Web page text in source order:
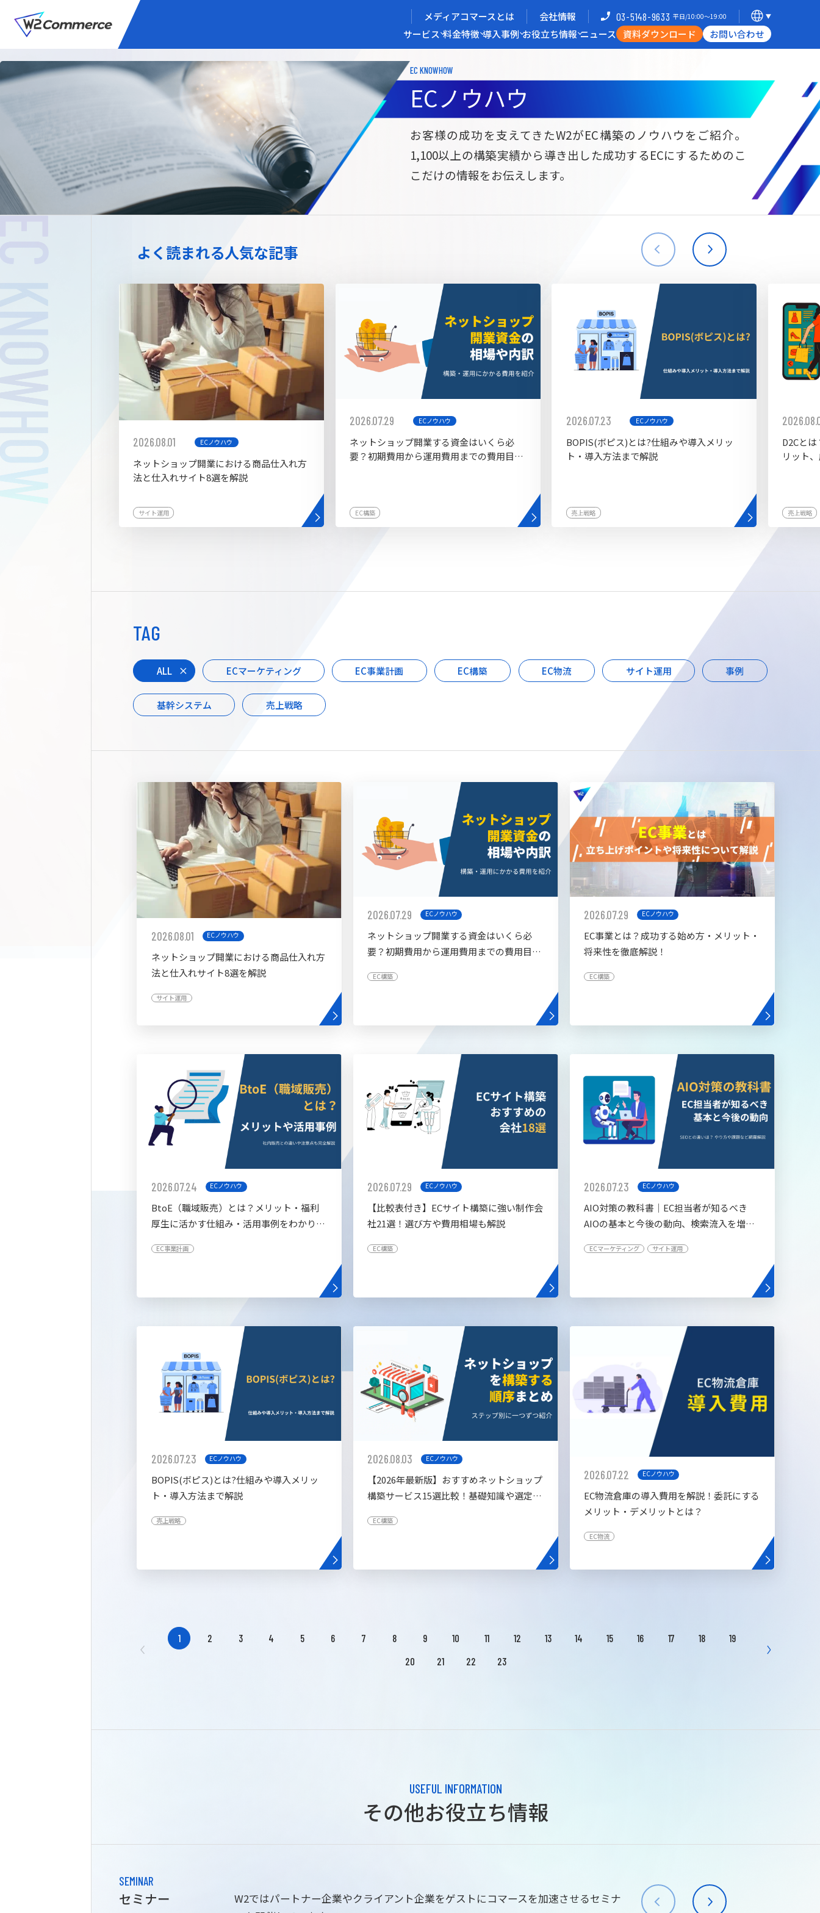
メディアコマースとは 会社情報 03-5148-9633 平日/10:00〜19:00
サービス 料金特徴 導入事例 お役立ち情報 ニュース 資料ダウンロード お問い合わせ
メディアコマースを実現する
サービス
BtoC向けECサイト構築
W2Commerce
Unified
サブスク/定期通販ECサイト構築
Commerce
BtoB向けECサイト構築
W2Commerce
海外進出・現地ECサイト構築
拡張プラグイン一覧 AIカスタマイズ開発 AI buddy
メディアコマースとは 選ばれる理由 開発力/支援体制
導入企業インタビュー
お役立ち資料
EC KNOWHOW
ECノウハウ
お客様の成功を支えてきたW2がEC構築のノウハウをご紹介。
1,100以上の構築実績から導き出した成功するECにするためのこ
こだけの情報をお伝えします。
よく読まれる人気な記事
2026.08.01 ECノウハウ
ネットショップ開業における商品仕入れ方
法と仕入れサイト8選を解説
サイト運用
2026.07.29 ECノウハウ
ネットショップ開業する資金はいくら必
要？初期費用から運用費用までの費用目安
EC構築
2026.07.23 ECノウハウ
BOPIS(ボピス)とは?仕組みや導入メリッ
ト・導入方法まで解説
売上戦略
D2Cと
リット
売上戦略
TAG
ALL ECマーケティング EC事業計画 EC構築 EC物流 サイト運用 事例
基幹システム 売上戦略
2026.08.01 ECノウハウ
ネットショップ開業における商品仕入れ方
法と仕入れサイト8選を解説
サイト運用
2026.07.29 ECノウハウ
ネットショップ開業する資金はいくら必
要？初期費用から運用費用までの費用目安
EC構築
2026.07.29 ECノウハウ
EC事業とは？成功する始め方・メリット・
将来性を徹底解説！
EC構築
2026.07.24 ECノウハウ
BtoE（職域販売）とは？メリット・福利
厚生に活かす仕組み・活用事例をわかりや
EC事業計画
2026.07.29 ECノウハウ
【比較表付き】ECサイト構築に強い制作会
社21選！選び方や費用相場も解説
EC構築
2026.07.23 ECノウハウ
AIO対策の教科書│EC担当者が知るべき
AIOの基本と今後の動向、検索流入を増や
ECマーケティング サイト運用
2026.07.23 ECノウハウ
BOPIS(ボピス)とは?仕組みや導入メリッ
ト・導入方法まで解説
売上戦略
2026.08.03 ECノウハウ
【2026年最新版】おすすめネットショップ
構築サービス15選比較！基礎知識や選定基
EC構築
2026.07.22 ECノウハウ
EC物流倉庫の導入費用を解説！委託にする
メリット・デメリットとは？
EC物流
1 2 3 4 5 6 7 8 9 10 11 12 13 14 15 16 17 18
19
20
21 22 23
USEFUL INFORMATION
その他お役立ち情報
SEMINAR
セミナー
W2ではパートナー企業やクライアント企業をゲストにコマースを加速させるセミナ